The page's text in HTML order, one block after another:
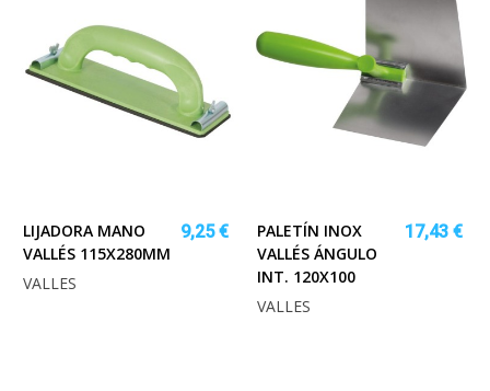
LIJADORA MANO
VALLÉS 115X280MM
9,25 €
VALLES
PALETÍN INOX
VALLÉS ÁNGULO
INT. 120X100
17,43 €
VALLES